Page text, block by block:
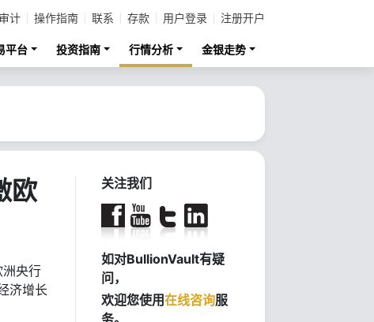
计 操作指南 联系 存款 用户登录 注册开户
平台 投资指南 行情分析 金银走势
欧
央行
济增长
关注我们
如对BullionVault有疑
问，
欢迎您使用在线咨询服
务。